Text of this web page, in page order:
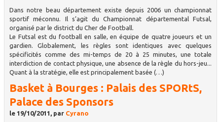
Dans notre beau département existe depuis 2006 un championnat
sportif méconnu. Il s’agit du Championnat départemental Futsal,
organisé par le district du Cher de Football.
Le Futsal est du football en salle, en équipe de quatre joueurs et un
gardien. Globalement, les règles sont identiques avec quelques
spécificités comme des mi-temps de 20 à 25 minutes, une totale
interdiction de contact physique, une absence de la règle du hors-jeu...
Quant à la stratégie, elle est principalement basée (…)
Basket à Bourges : Palais des SPORtS,
Palace des Sponsors
le 19/10/2011, par Cyrano